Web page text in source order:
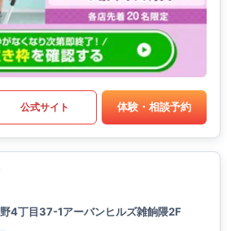
公式サイト 体験・相談予約
4丁目37-1アーバンヒルズ雑餉隈2F